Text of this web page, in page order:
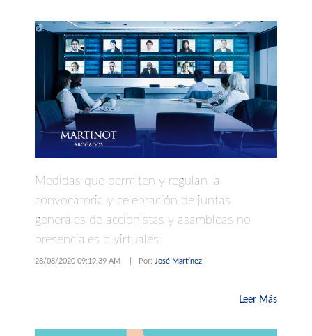
Medidas que permiten y regulan la
convocatoria y celebración de juntas
generales de accionistas y asambleas no
presenciales o virtuales
28/08/2020 09:19:39 AM Por: José Martínez
Leer Más